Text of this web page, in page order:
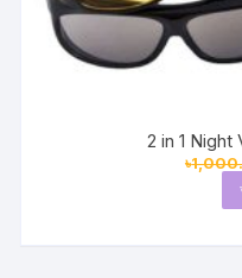
2 in 1 Night
৳